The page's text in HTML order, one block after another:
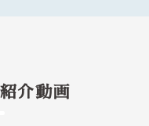
介動画